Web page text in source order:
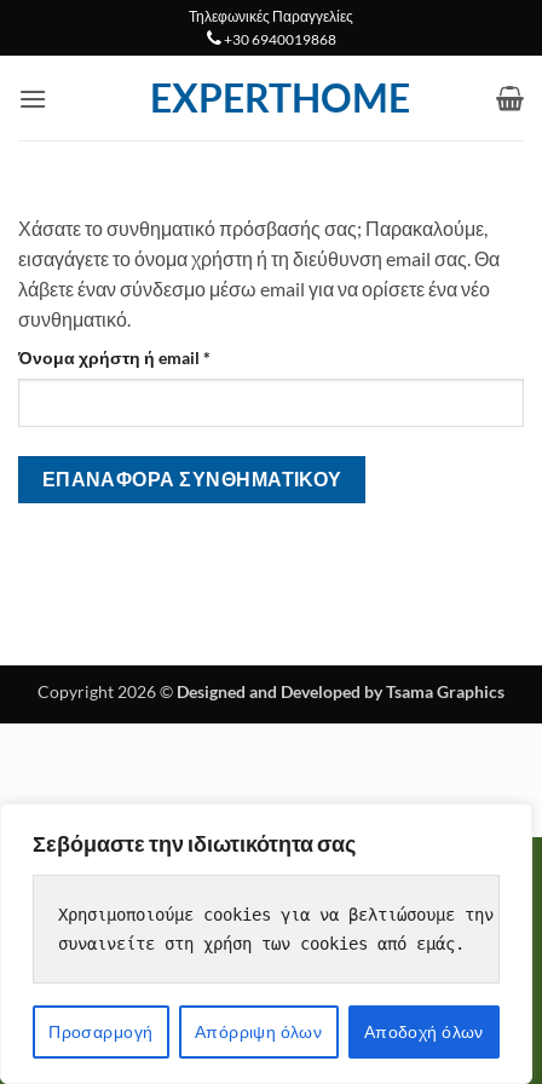
Σεβόμαστε την ιδιωτικότητα σας
Χρησιμοποιούμε cookies για να βελτιώσουμε την
συναινείτε στη χρήση των cookies από εμάς.
Προσαρμογή Απόρριψη όλων Αποδοχή όλων
Τηλεφωνικές Παραγγελίες
+30 6940019868
EXPERTHOME
Χάσατε το συνθηματικό πρόσβασής σας; Παρακαλούμε,
εισαγάγετε το όνομα χρήστη ή τη διεύθυνση email σας. Θα
λάβετε έναν σύνδεσμο μέσω email για να ορίσετε ένα νέο
συνθηματικό.
Όνομα χρήστη ή email *
ΕΠΑΝΑΦΟΡΆ ΣΥΝΘΗΜΑΤΙΚΟΎ
Copyright 2026 © Designed and Developed by Tsama Graphics
To make this site work properly, we sometimes place small
data files called cookies on your device. Most big websites do